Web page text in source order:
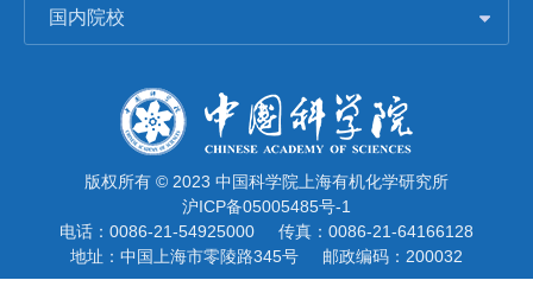
国内院校
版权所有 © 2023 中国科学院上海有机化学研究所
沪ICP备05005485号-1
电话：0086-21-54925000
传真：0086-21-64166128
地址：中国上海市零陵路345号
邮政编码：200032